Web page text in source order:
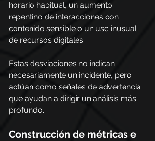
horario habitual, un aumento
repentino de interacciones con
contenido sensible o un uso inusual
de recursos digitales.
Estas desviaciones no indican
necesariamente un incidente, pero
actúan como señales de advertencia
que ayudan a dirigir un análisis más
profundo.
Construcción de métricas e